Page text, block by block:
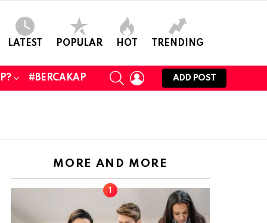
LATEST POPULAR HOT TRENDING
#BERCAKAP
SEARCHLOGIN
ADD POST
MORE AND MORE